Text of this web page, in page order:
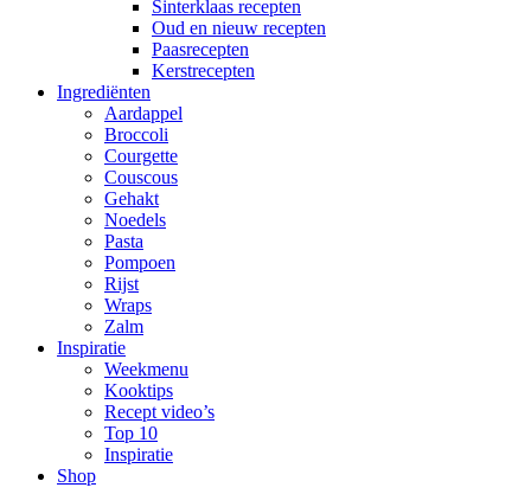
Sinterklaas recepten
Oud en nieuw recepten
Paasrecepten
Kerstrecepten
Ingrediënten
Aardappel
Broccoli
Courgette
Couscous
Gehakt
Noedels
Pasta
Pompoen
Rijst
Wraps
Zalm
Inspiratie
Weekmenu
Kooktips
Recept video’s
Top 10
Inspiratie
Shop